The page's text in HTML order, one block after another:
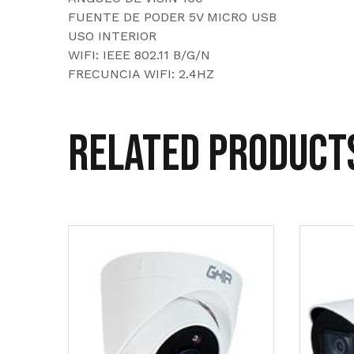
FUENTE DE PODER 5V MICRO USB
USO INTERIOR
WIFI: IEEE 802.11 B/G/N
FRECUNCIA WIFI: 2.4HZ
Related